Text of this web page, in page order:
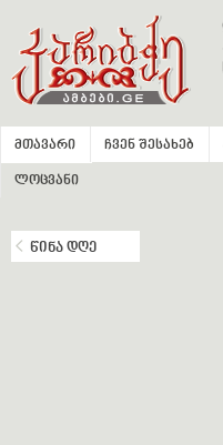
მთავარი ჩვენ შესახებ
ლოცვანი
წინა დღე